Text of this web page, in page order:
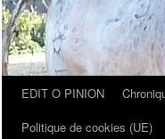
AllerEDIT O PINION
Politique de cookies (UE)